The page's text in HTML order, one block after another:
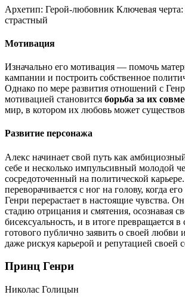
Архетип: Герой-любовник Ключевая черта:
страстный
Мотивация
Изначально его мотивация — помочь
кампании и построить собственное
Однако по мере развития отношений с
мотивацией становится борьба за их
мир, в котором их любовь может
Развитие персонажа
Алекс начинает свой путь как
себе и несколько импульсивный молодой
сосредоточенный на политической
переворачивается с ног на голову, когда
Генри перерастает в настоящие чувства.
стадию отрицания и смятения, осознавая
бисексуальность, и в итоге превращается
готового публично заявить о своей любви
даже рискуя карьерой и репутацией своей
Принц Генри
Николас Голицын